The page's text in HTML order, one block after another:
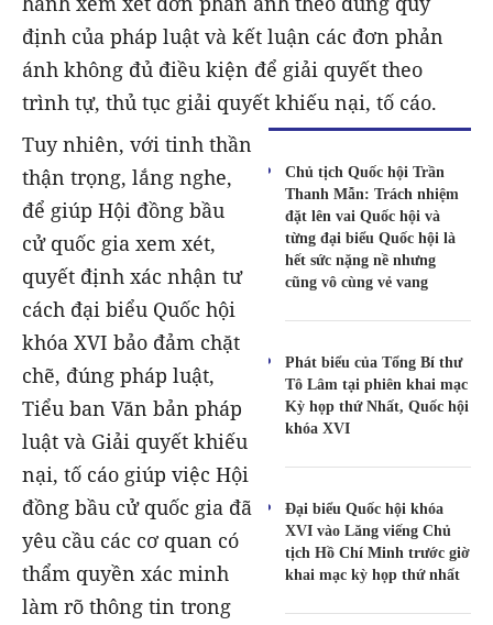
định của pháp luật và kết luận các đơn phản
ánh không đủ điều kiện để giải quyết theo
trình tự, thủ tục giải quyết khiếu nại, tố cáo.
Chủ tịch Quốc hội Trần
Thanh Mẫn: Trách nhiệm
đặt lên vai Quốc hội và
từng đại biểu Quốc hội là
hết sức nặng nề nhưng
cũng vô cùng vẻ vang
Phát biểu của Tổng Bí thư
Tô Lâm tại phiên khai mạc
Kỳ họp thứ Nhất, Quốc hội
khóa XVI
Đại biểu Quốc hội khóa
XVI vào Lăng viếng Chủ
tịch Hồ Chí Minh trước giờ
khai mạc kỳ họp thứ nhất
Tuy nhiên, với tinh thần
thận trọng, lắng nghe,
để giúp Hội đồng bầu
cử quốc gia xem xét,
quyết định xác nhận tư
cách đại biểu Quốc hội
khóa XVI bảo đảm chặt
chẽ, đúng pháp luật,
Tiểu ban Văn bản pháp
luật và Giải quyết khiếu
nại, tố cáo giúp việc Hội
đồng bầu cử quốc gia đã
yêu cầu các cơ quan có
thẩm quyền xác minh
làm rõ thông tin trong